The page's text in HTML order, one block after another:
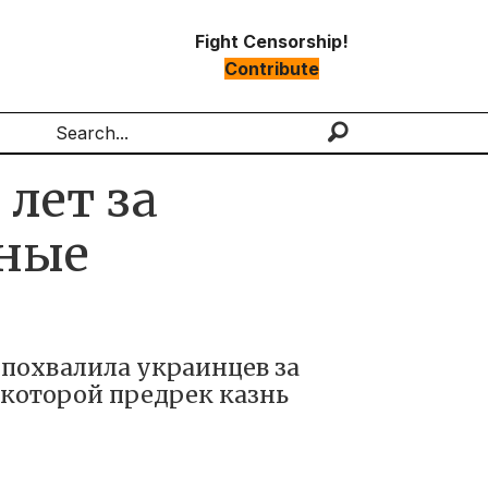
Fight Censorship!
Contribute
Search
за
украинцев за
предрек казнь